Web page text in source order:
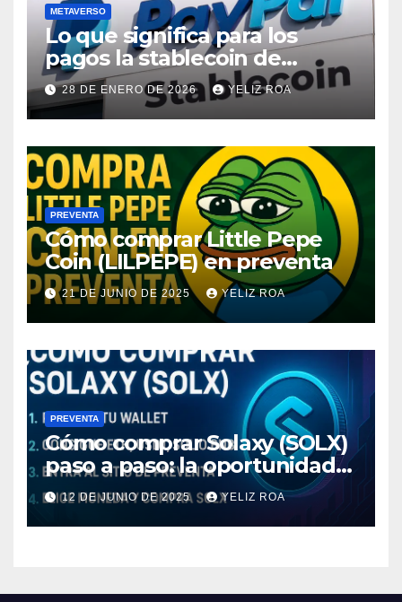
METAVERSO
Lo que significa para los
pagos la stablecoin de
PayPal
28 DE ENERO DE 2026 YELIZ ROA
PREVENTA
Cómo comprar Little Pepe
Coin (LILPEPE) en preventa
21 DE JUNIO DE 2025 YELIZ ROA
PREVENTA
Cómo comprar Solaxy (SOLX)
paso a paso: la oportunidad
cripto del momento
12 DE JUNIO DE 2025 YELIZ ROA